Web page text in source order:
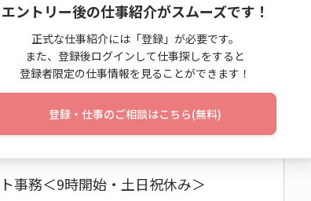
憩室あり 髪・ネイル自由 事務はじめてOK
エントリー
事務＜9時開始・土日祝休み＞
エントリー後の仕事紹介がスムーズです！
正式な仕事紹介には「登録」が必要です。
また、登録後ログインして仕事探しをすると
登録者限定の仕事情報を見ることができます！
登録・仕事のご相談はこちら(無料)